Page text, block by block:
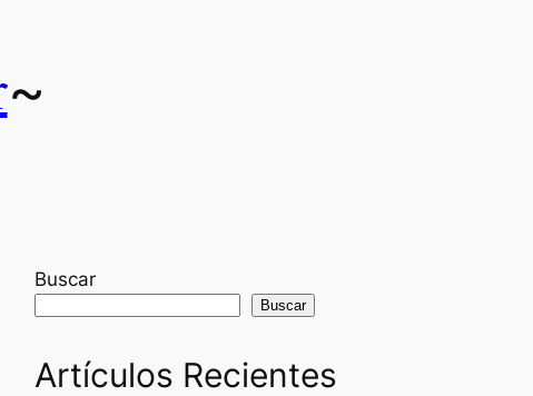
~
Buscar
Buscar
Artículos Recientes